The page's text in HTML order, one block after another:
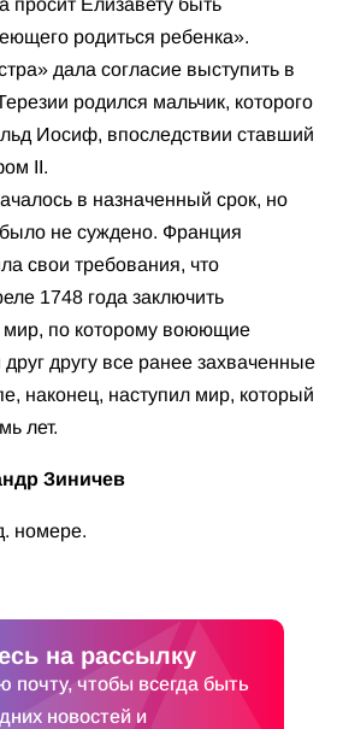
просит Елизавету быть
родиться ребенка».
дала согласие выступить в
родился мальчик, которого
Иосиф, впоследствии ставший
II.
в назначенный срок, но
не суждено. Франция
свои требования, что
1748 года заключить
по которому воюющие
другу все ранее захваченные
наконец, наступил мир, который
лет.
Зиничев
номере.
на рассылку
почту, чтобы всегда быть
новостей и